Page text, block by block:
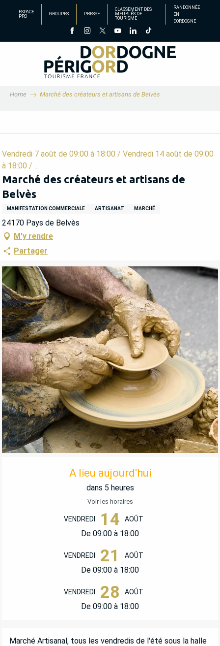
principal
ESPACE
PRO
GROUPES PRESSE
CLASSEMENT DES
MEUBLÉS DE
TOURISME
RANDONNÉE
EN
DORDOGNE
Home Marché des créateurs et artisans de Belvès
Vendredi 7 août de 09:00 à 18:00 / Vendredi 14 août de 09:00
à 18:00 / ...
Marché des créateurs et artisans de
Belvès
MANIFESTATION COMMERCIALE ARTISANAT MARCHÉ
24170 Pays de Belvès
M'y rendre
Partager
OUVERTURE ET COORDONNÉES
A lieu aujourd'hui
dans 5 heures
Voir les horaires
VENDREDI 14 AOÛT
De 09:00 à 18:00
VENDREDI 21 AOÛT
De 09:00 à 18:00
VENDREDI 28 AOÛT
De 09:00 à 18:00
DESCRIPTION
Marché Artisanal, tous les vendredis de l'été sous la halle